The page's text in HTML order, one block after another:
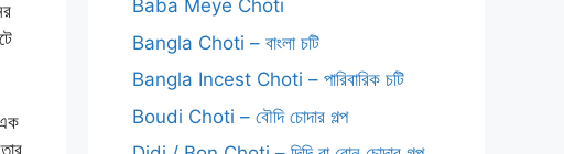
Baba Meye Choti
Bangla Choti – বাংলা চটি
Bangla Incest Choti – পারিবারিক চটি
Boudi Choti – বৌদি চোদার গল্প